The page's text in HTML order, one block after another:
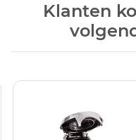
Klanten